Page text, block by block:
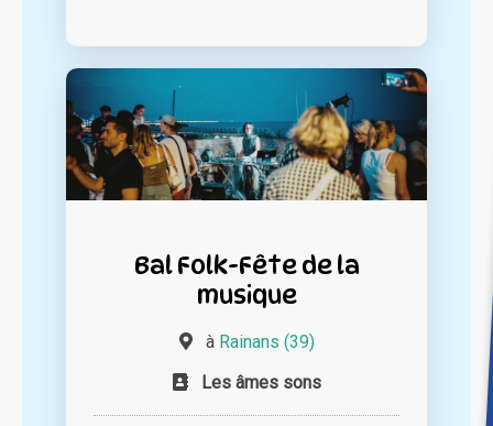
Bal Folk-Fête de la
musique
à Rainans (39)
Les âmes sons